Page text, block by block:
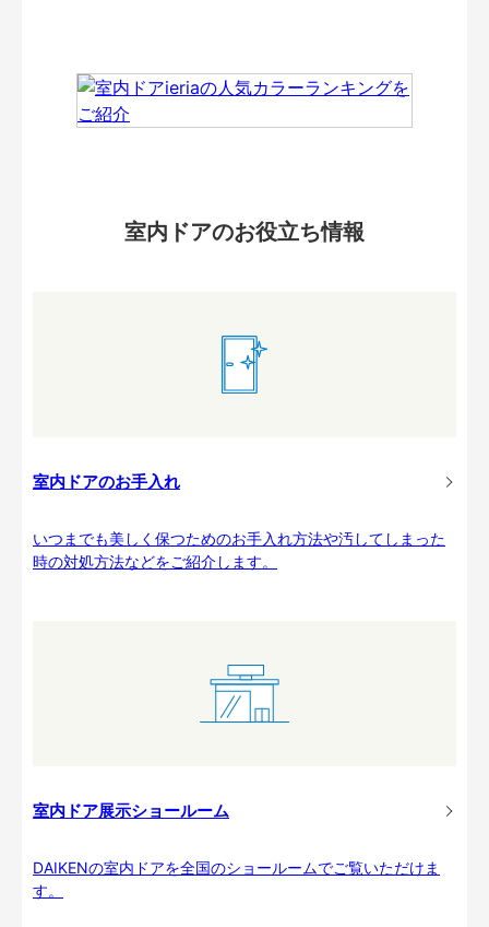
室内ドアのお役立ち情報
室内ドアのお手入れ
いつまでも美しく保つためのお手入れ方法や汚してしまった
時の対処方法などをご紹介します。
室内ドア展示ショールーム
DAIKENの室内ドアを全国のショールームでご覧いただけま
す。